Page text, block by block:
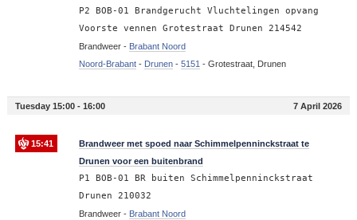
P2 BOB-01 Brandgerucht Vluchtelingen opvang
Voorste vennen Grotestraat Drunen 214542
Brandweer - Brabant Noord
Noord-Brabant- Drunen- 5151 - Grotestraat, Drunen
Tuesday 15:00 - 16:00 7 April 2026
15:41
Brandweer met spoed naar Schimmelpenninckstraat te
Drunen voor een buitenbrand
P1 BOB-01 BR buiten Schimmelpenninckstraat
Drunen 210032
Brandweer - Brabant Noord